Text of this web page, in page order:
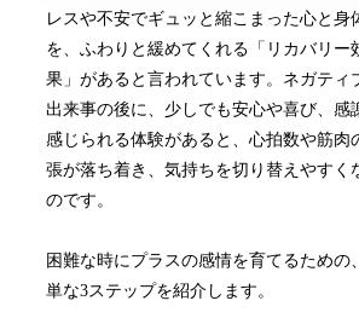
レスや不安でギュッと縮こまった心と身
を、ふわりと緩めてくれる「リカバリー
果」があると言われています。ネガティ
出来事の後に、少しでも安心や喜び、感
感じられる体験があると、心拍数や筋肉
張が落ち着き、気持ちを切り替えやすく
のです。
困難な時にプラスの感情を育てるための
単な3ステップを紹介します。